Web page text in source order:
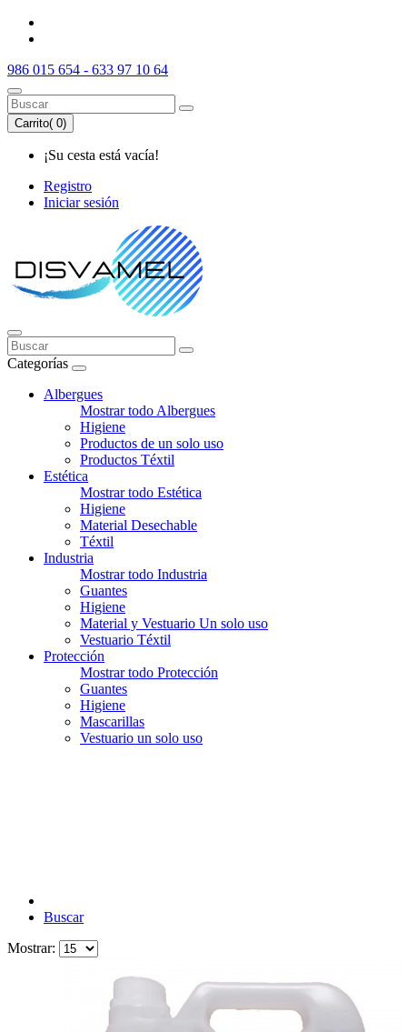
986 015 654 - 633 97 10 64
Carrito( 0)
¡Su cesta está vacía!
Registro
Iniciar sesión
Categorías
Albergues
Mostrar todo Albergues
Higiene
Productos de un solo uso
Productos Téxtil
Estética
Mostrar todo Estética
Higiene
Material Desechable
Téxtil
Industria
Mostrar todo Industria
Guantes
Higiene
Material y Vestuario Un solo uso
Vestuario Téxtil
Protección
Mostrar todo Protección
Guantes
Higiene
Mascarillas
Vestuario un solo uso
Buscar
Mostrar: